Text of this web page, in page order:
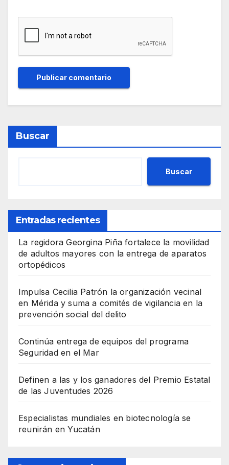
Buscar
Buscar
Entradas recientes
La regidora Georgina Piña fortalece la movilidad
de adultos mayores con la entrega de aparatos
ortopédicos
Impulsa Cecilia Patrón la organización vecinal
en Mérida y suma a comités de vigilancia en la
prevención social del delito
Continúa entrega de equipos del programa
Seguridad en el Mar
Definen a las y los ganadores del Premio Estatal
de las Juventudes 2026
Especialistas mundiales en biotecnología se
reunirán en Yucatán